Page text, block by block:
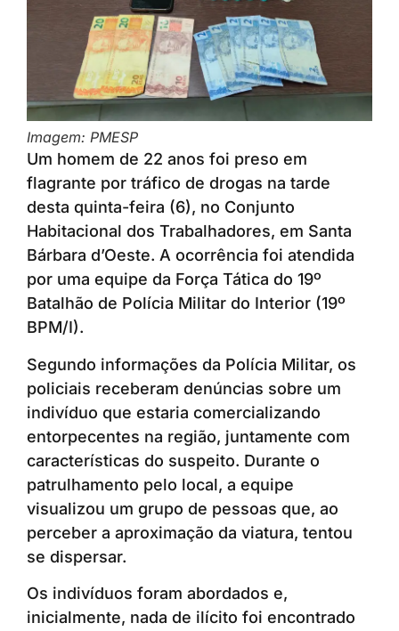
Imagem: PMESP
Um homem de 22 anos foi preso em
flagrante por tráfico de drogas na tarde
desta quinta-feira (6), no Conjunto
Habitacional dos Trabalhadores, em Santa
Bárbara d’Oeste. A ocorrência foi atendida
por uma equipe da Força Tática do 19º
Batalhão de Polícia Militar do Interior (19º
BPM/I).
Segundo informações da Polícia Militar, os
policiais receberam denúncias sobre um
indivíduo que estaria comercializando
entorpecentes na região, juntamente com
características do suspeito. Durante o
patrulhamento pelo local, a equipe
visualizou um grupo de pessoas que, ao
perceber a aproximação da viatura, tentou
se dispersar.
Os indivíduos foram abordados e,
inicialmente, nada de ilícito foi encontrado